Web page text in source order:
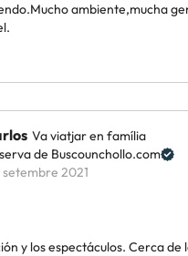
ambiente,mucha
Va viatjar en família
de Buscounchollo.com
setembre 2021
y los espectáculos. Cerca de